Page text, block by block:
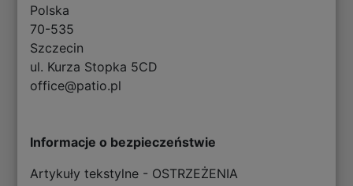
Polska
70-535
Szczecin
ul. Kurza Stopka 5CD
office@patio.pl
Informacje o bezpieczeństwie
Artykuły tekstylne - OSTRZEŻENIA